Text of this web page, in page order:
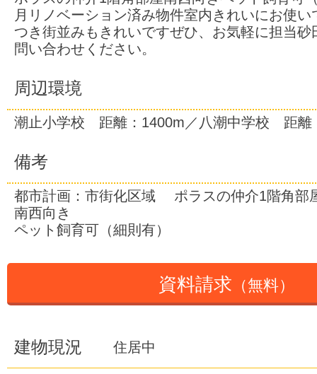
月リノベーション済み物件室内きれいにお使
つき街並みもきれいですぜひ、お気軽に担当砂
問い合わせください。
周辺環境
潮止小学校 距離：1400m／八潮中学校 距離
備考
都市計画：市街化区域 ポラスの仲介1階角部
南西向き
ペット飼育可（細則有）
資料請求 （無料）
建物現況 住居中